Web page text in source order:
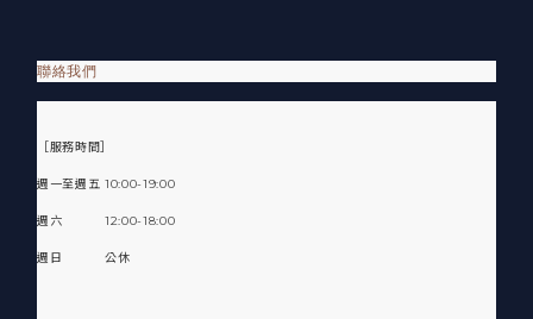
聯絡我們
［服務時間］
週一至週五 10:00-19:00
週六 12:00-18:00
週日 公休